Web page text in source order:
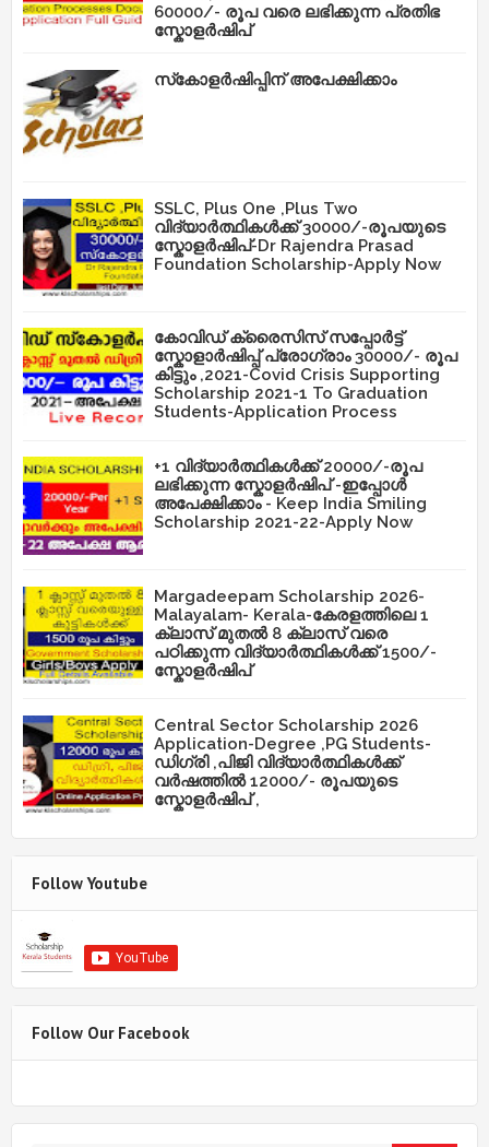
60000/- രൂപ വരെ ലഭിക്കുന്ന പ്രതിഭ
സ്കോളർഷിപ്
സ്‌കോളർഷിപ്പിന് അപേക്ഷിക്കാം
SSLC, Plus One ,Plus Two
വിദ്യാർത്ഥികൾക്ക് 30000/-രൂപയുടെ
സ്കോളർഷിപ്-Dr Rajendra Prasad
Foundation Scholarship-Apply Now
കോവിഡ് ക്രൈസിസ് സപ്പോർട്ട്
സ്കോളാർഷിപ്പ് പ്രോഗ്രാം 30000/- രൂപ
കിട്ടും ,2021-Covid Crisis Supporting
Scholarship 2021-1 To Graduation
Students-Application Process
+1 വിദ്യാർത്ഥികൾക്ക് 20000/-രൂപ
ലഭിക്കുന്ന സ്കോളർഷിപ് -ഇപ്പോൾ
അപേക്ഷിക്കാം - Keep India Smiling
Scholarship 2021-22-Apply Now
Margadeepam Scholarship 2026-
Malayalam- Kerala-കേരളത്തിലെ 1
ക്ലാസ് മുതൽ 8 ക്ലാസ് വരെ
പഠിക്കുന്ന വിദ്യാർത്ഥികൾക്ക് 1500/-
സ്കോളർഷിപ്
Central Sector Scholarship 2026
Application-Degree ,PG Students-
ഡിഗ്രി ,പിജി വിദ്യാർത്ഥികൾക്ക്
വർഷത്തിൽ 12000/- രൂപയുടെ
സ്കോളർഷിപ് ,
Follow Youtube
Follow Our Facebook